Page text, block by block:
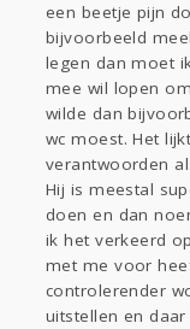
een beetje pijn
bijvoorbeeld
legen dan moet
mee wil lopen
wilde dan
wc moest. Het
verantwoorden
Hij is meestal
doen en dan
ik het verkeerd
met me voor
controlerender
uitstellen en